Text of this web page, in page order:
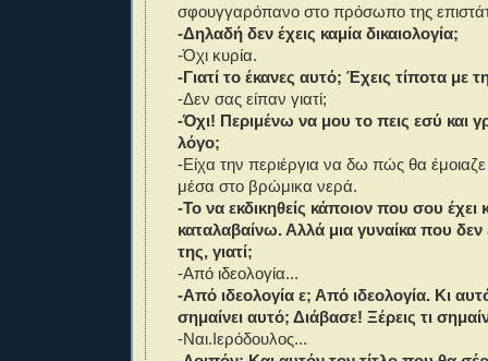
σφουγγαρόπανο στο πρόσωπο της
-Δηλαδή δεν έχεις καμία δικαιολογία;
-Όχι κυρία.
-Γιατί το έκανες αυτό; Έχεις τίποτα με
-Δεν σας είπαν γιατί;
-Όχι! Περιμένω να μου το πεις εσύ και
λόγο;
-Είχα την περιέργια να δω πώς θα
μέσα στο βρώμικα νερά.
-Το να εκδικηθείς κάποιον που σου έχει
καταλαβαίνω. Αλλά μια γυναίκα που δεν
της, γιατί;
-Από ιδεολογία...
-Από ιδεολογία ε; Από ιδεολογία. Κι
σημαίνει αυτό; Διάβασε! Ξέρεις τι
-Ναι.Ιερόδουλος...